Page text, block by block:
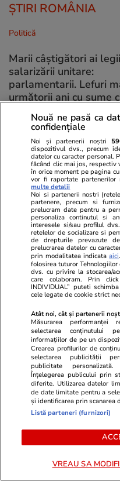
ȘTIRI ROMÂNIA
Politică
Marii câștigători ai legii
salarizării unitare:
parlamentarii. Lefuri
următorii ani cu sume
Politică
SURSE Război politic
pregătește trimiterea
garniturilor doi și trei
instituțiile statului și
deconcentratele
oamenii PSD
PARTENERI
scenarii pentru un
Rusiei asupra
Nouă ne pasă ca
confidențiale
Noi și partenerii noștri
dispozitivul dvs., precum
datelor cu caracter personal.
făcând clic mai jos,
în orice moment pe pagina
vor fi raportate
multe detalii
Noi si partenerii nostri
partenere, precum si
prelucram date pentru a
personaliza continutul si
interesele si/sau profilul
retelelor de socializare si
de drepturile prevazute
prelucrarea datelor cu
prin modalitatea indicataaici
folosirea tuturor
dvs. cu privire la stocarea/
care colaboram. Prin
INDIVIDUAL” puteti
cele legate de cookie strict
Atât noi, cât și partenerii
Măsurarea performanței
selectarea conținutului
informațiilor de pe un
Crearea profilurilor de
selectarea publicității
publicitate
Înțelegerea publicului prin
diferite. Utilizarea datelor
de date limitate pentru a
și identificarea prin scanarea
Listă parteneri (furnizori)
VREAU SA